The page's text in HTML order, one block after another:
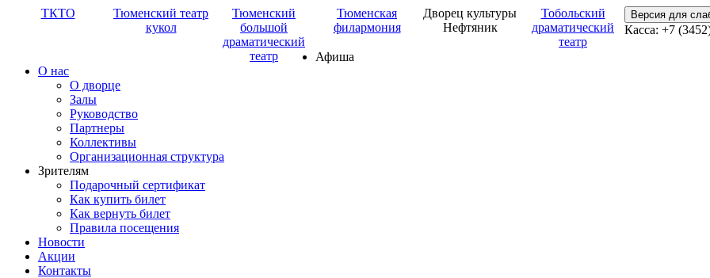
ТКТО
Тюменский театр
кукол
Тюменский
большой
драматический
театр
Тюменская
филармония
Дворец культуры
Нефтяник
Тобольский
драматический
театр
Версия для
Касса: +7
Афиша
О нас
О дворце
Залы
Руководство
Партнеры
Коллективы
Организационная структура
Зрителям
Подарочный сертификат
Как купить билет
Как вернуть билет
Правила посещения
Новости
Акции
Контакты